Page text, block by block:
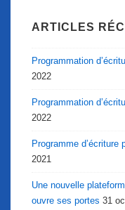
ARTICLES
Programmation
2022
Programmation
2022
Programme d’écriture
2021
Une nouvelle
ouvre ses portes 31